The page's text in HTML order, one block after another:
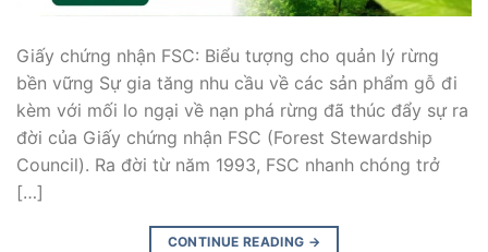
Giấy chứng nhận FSC: Biểu tượng cho quản lý rừng
bền vững Sự gia tăng nhu cầu về các sản phẩm gỗ đi
kèm với mối lo ngại về nạn phá rừng đã thúc đẩy sự ra
đời của Giấy chứng nhận FSC (Forest Stewardship
Council). Ra đời từ năm 1993, FSC nhanh chóng trở
[…]
CONTINUE READING →